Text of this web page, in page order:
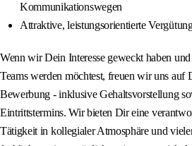
Kommunikationswegen
Attraktive, leistungsorientierte
Wenn wir Dein Interesse geweckt haben
Teams werden möchtest, freuen wir uns auf
Bewerbung - inklusive Gehaltsvorstellung
Eintrittstermins. Wir bieten Dir eine
Tätigkeit in kollegialer Atmosphäre und